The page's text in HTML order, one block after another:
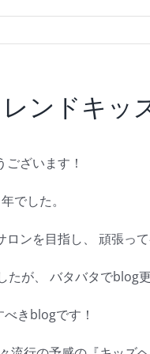
ンドキッ
ざいます！
でした。
ンを目指し、 頑張っ
たが、 バタバタでblog
きblogです！